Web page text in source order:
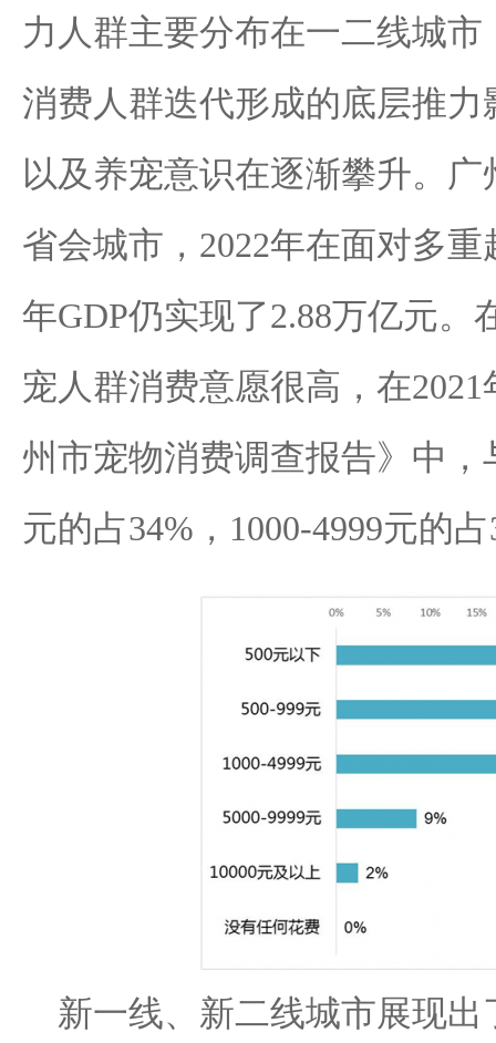
力人群主要分布在一二线城
消费人群迭代形成的底层推
以及养宠意识在逐渐攀升。
省会城市，2022年在面对多
年GDP仍实现了2.88万亿元
宠人群消费意愿很高，在
州市宠物消费调查报告》中，
元的占34%，1000-4999元的
新一线、新二线城市展现